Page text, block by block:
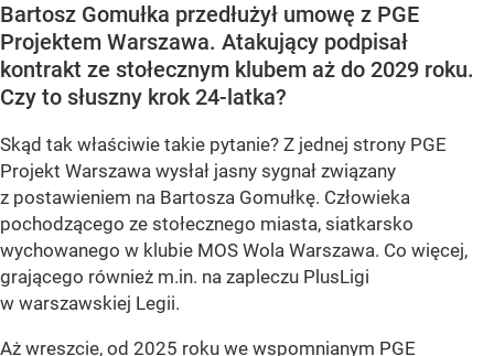
Bartosz Gomułka przedłużył umowę z PGE
Projektem Warszawa. Atakujący podpisał
kontrakt ze stołecznym klubem aż do 2029 roku.
Czy to słuszny krok 24-latka?
Skąd tak właściwie takie pytanie? Z jednej strony PGE
Projekt Warszawa wysłał jasny sygnał związany
z postawieniem na Bartosza Gomułkę. Człowieka
pochodzącego ze stołecznego miasta, siatkarsko
wychowanego w klubie MOS Wola Warszawa. Co więcej,
grającego również m.in. na zapleczu PlusLigi
w warszawskiej Legii.
Aż wreszcie, od 2025 roku we wspomnianym PGE